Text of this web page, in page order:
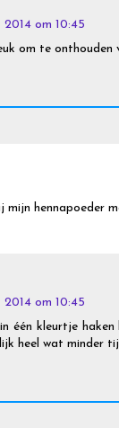
om 10:45
om te onthouden
mijn hennapoeder
om 10:45
één kleurtje
heel wat minder